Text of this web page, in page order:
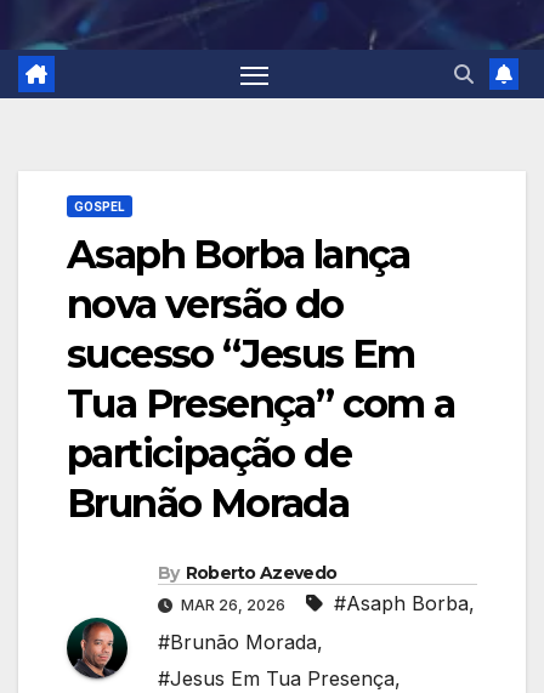
GOSPEL
Asaph Borba lança
nova versão do
sucesso “Jesus Em
Tua Presença” com a
participação de
Brunão Morada
By Roberto Azevedo
MAR 26, 2026 #Asaph Borba,
#Brunão Morada,
#Jesus Em Tua Presença,